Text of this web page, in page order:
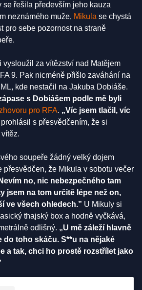
se řešila především jeho kauza
neznámého muže, Mikula se chystá
pro sebe pozornost na straně
vysloužil za vítězství nad Matějem
9. Pak nicméně přišlo zaváhání na
kde nestačil na Jakuba Dobiáše.
s Dobiášem podle mě byli
pro RFA. „Víc jsem tlačil, víc
prohlásil s přesvědčením, že si
soupeře žádný velký dojem
přesvědčen, že Mikula v sobotu večer
no, nic nebezpečného tam
jsem na tom určitě lépe než on,
ve všech ohledech.” U Mikuly si
thajský box a hodně vyčkává,
odlišný. „U mě záleží hlavně
do toho skáču. S**u na nějaké
a tak, chci ho prostě rozstřílet jako